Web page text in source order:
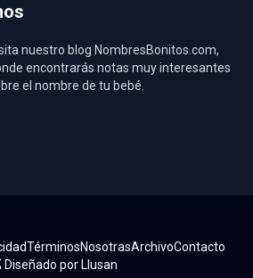
Los Vengadores
Mi Villano Favorito
Pokémon Go
nuestro blog NombresBonitos.com,
encontrarás notas muy interesantes
el nombre de tu bebé.
Diseñado por Llusan
TérminosNosotrasArchivoContacto